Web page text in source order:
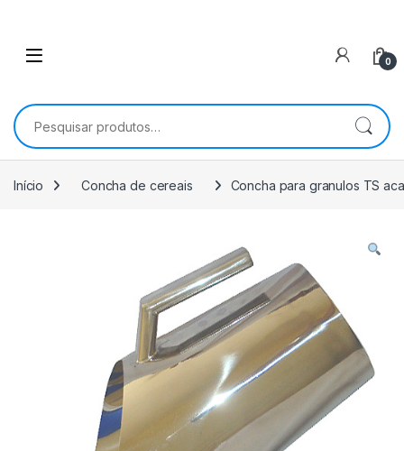
0
Pesquisar por:
Início Concha de cereais Concha para granulos TS